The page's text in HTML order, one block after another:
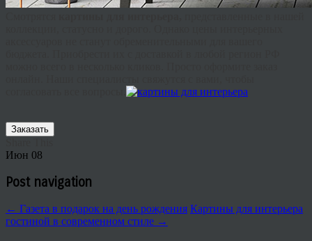
Заказать
Июн 08
Post navigation
← Газета в подарок на день рождения Картины для интерьера
гостиной в современном стиле →